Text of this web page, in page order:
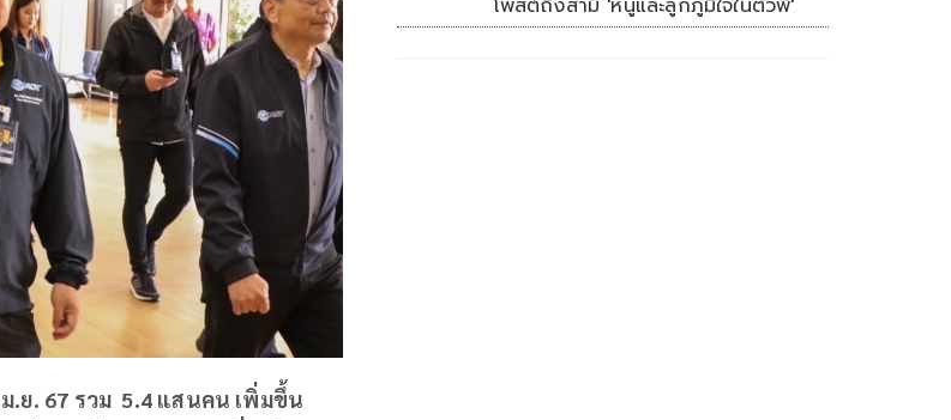
.ย. 67 รวม 5.4 แสนคน เพิ่มขึ้น